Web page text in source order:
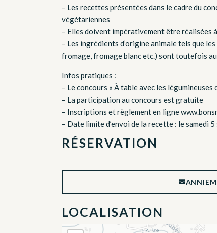
– Les recettes présentées dans le cadre du
végétariennes
– Elles doivent impérativement être réalisées
– Les ingrédients d’origine animale tels que
fromage, fromage blanc etc.) sont toutefois
Infos pratiques :
– Le concours « À table avec les
– La participation au concours est gratuite
– Inscriptions et règlement en ligne
– Date limite d’envoi de la recette : le samedi
RÉSERVATION
LOCALISATION